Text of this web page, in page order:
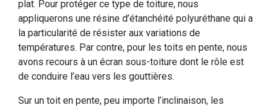
plat. Pour protéger ce type de toiture, nous
appliquerons une résine d’étanchéité polyuréthane qui a
la particularité de résister aux variations de
températures. Par contre, pour les toits en pente, nous
avons recours à un écran sous-toiture dont le rôle est
de conduire l’eau vers les gouttières.
Sur un toit en pente, peu importe l’inclinaison, les